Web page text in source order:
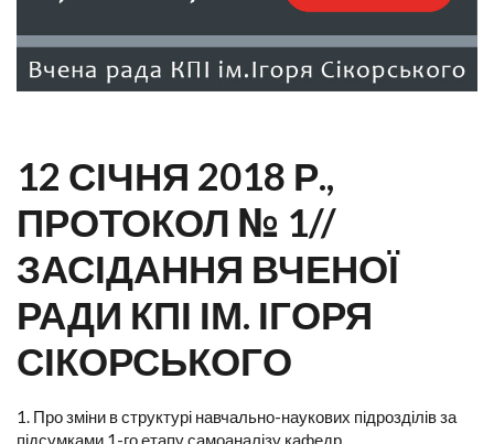
12 СІЧНЯ 2018 Р.,
ПРОТОКОЛ № 1//
ЗАСІДАННЯ ВЧЕНОЇ
РАДИ КПІ ІМ. ІГОРЯ
СІКОРСЬКОГО
1. Про зміни в структурі навчально-наукових підрозділів за
підсумками 1-го етапу самоаналізу кафедр.